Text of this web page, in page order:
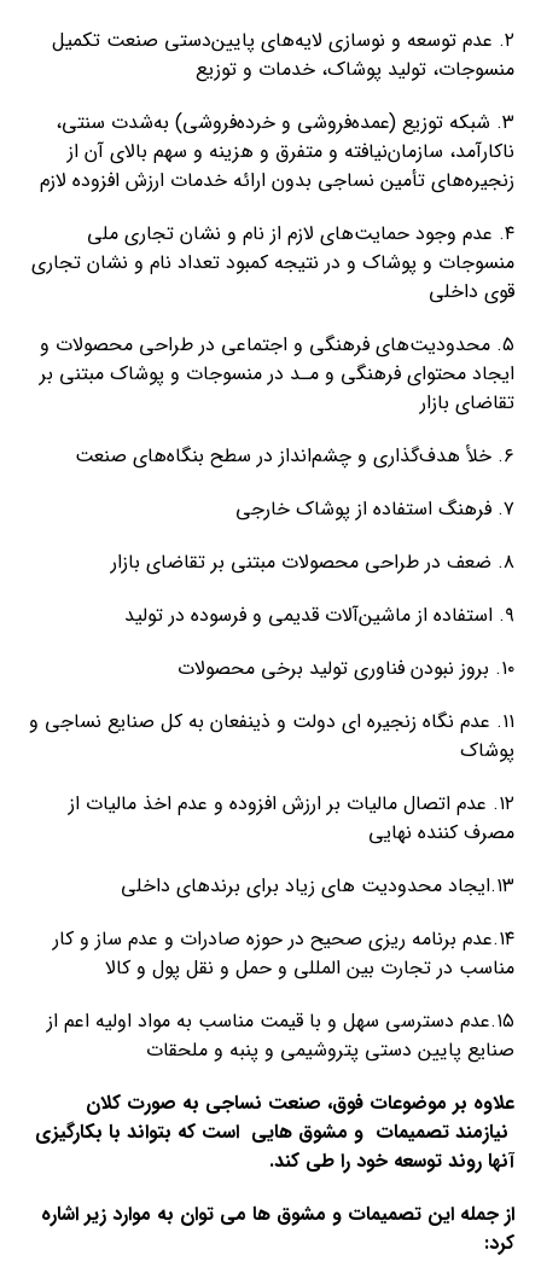
۲. عدم توسعه و نوسازی لایه‌های پایین‌دستی صنعت تکمیل
منسوجات، تولید پوشاک، خدمات و توزیع
۳. شبکه توزیع (عمده‌فروشی و خرده‌فروشی) به‌شدت سنتی،
ناکارآمد، سازمان‌نیافته و متفرق و هزینه و سهم بالای آن از
زنجیره‌های تأمین نساجی بدون ارائه خدمات ارزش افزوده لازم
۴. عدم وجود حمایت‌های لازم از نام و نشان تجاری ملی
منسوجات و پوشاک و در نتیجه کمبود تعداد نام و نشان تجاری
قوی داخلی
۵. محدودیت‌های فرهنگی و اجتماعی در طراحی محصولات و
ایجاد محتوای فرهنگی و مـد در منسوجات و پوشاک مبتنی بر
تقاضای بازار
۶. خلأ هدف‌گذاری و چشم‌انداز در سطح بنگاه‌های صنعت
۷. فرهنگ استفاده از پوشاک خارجی
۸. ضعف در طراحی محصولات مبتنی بر تقاضای بازار
۹. استفاده از ماشین‌آلات قدیمی و فرسوده در تولید
۱۰. بروز نبودن فناوری تولید برخی محصولات
۱۱. عدم نگاه زنجیره ای دولت و ذینفعان به کل صنایع نساجی و
پوشاک
۱۲. عدم اتصال مالیات بر ارزش افزوده و عدم اخذ مالیات از
مصرف کننده نهایی
۱۳.ایجاد محدودیت های زیاد برای برندهای داخلی
۱۴.عدم برنامه ریزی صحیح در حوزه صادرات و عدم ساز و کار
مناسب در تجارت بین المللی و حمل و نقل پول و کالا
۱۵.عدم دسترسی سهل و با قیمت مناسب به مواد اولیه اعم از
صنایع پایین دستی پتروشیمی و پنبه و ملحقات
علاوه بر موضوعات فوق، صنعت نساجی به صورت کلان
نیازمند تصمیمات و مشوق هایی است که بتواند با بکارگیزی
آنها روند توسعه خود را طی کند.
از جمله این تصمیمات و مشوق ها می توان به موارد زیر اشاره
کرد: